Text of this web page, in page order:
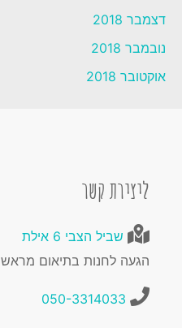
דצמבר 2018
נובמבר 2018
אוקטובר 2018
ליצירת קשר
שביל הצבי 6 אילת
הגעה לחנות בתיאום מראש
050-3314033